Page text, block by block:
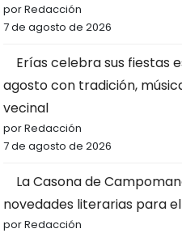
por Redacción
7 de agosto de 2026
Erías celebra sus fiestas
agosto con tradición,
vecinal
por Redacción
7 de agosto de 2026
La Casona de
novedades literarias para
por Redacción